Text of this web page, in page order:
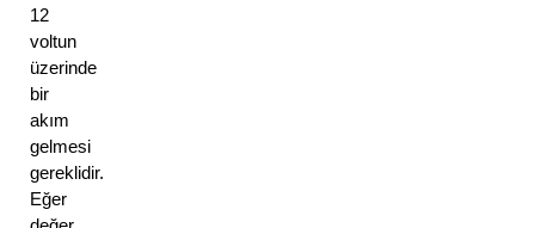
12
voltun
üzerinde
bir
akım
gelmesi
gereklidir.
Eğer